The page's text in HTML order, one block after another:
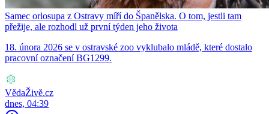
Samec orlosupa z Ostravy míří do Španělska. O tom, jestli tam
přežije, ale rozhodl už první týden jeho života
18. února 2026 se v ostravské zoo vyklubalo mládě, které dostalo
pracovní označení BG1299.
VědaŽivě.cz
dnes, 04:39